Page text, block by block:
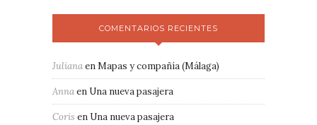
COMENTARIOS RECIENTES
JulianaenMapas y compañía (Málaga)
Annaen Una nueva pasajera
Coris en Una nueva pasajera